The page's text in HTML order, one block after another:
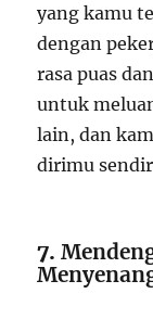
yang kamu
dengan
rasa puas
untuk
lain, dan
dirimu
7.